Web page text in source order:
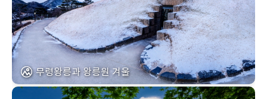
무령왕릉과 왕릉원 겨울